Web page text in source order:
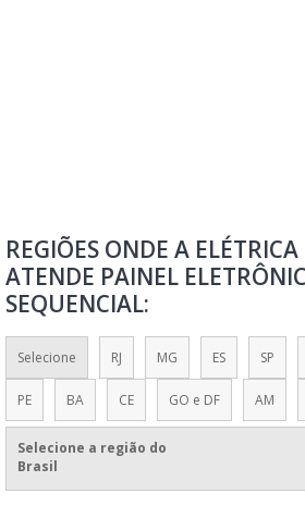
PAINEL ELETRÔNICO SENHA
PAINEL SENHA
PAINEL SENHA ELETRÔNICA
QUANTO CUSTA UM PAINEL ELETRÔNICO DE
REGIÕES ONDE A
ATENDE PAINEL
SEQUENCIAL:
Selecione RJ MG ES SP
PE BA CE GO e DF AM
Selecione a região do
Brasil